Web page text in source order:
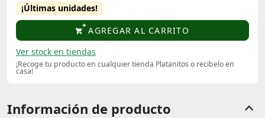
¡Últimas unidades!
AGREGAR AL CARRITO
Ver stock en tiendas
¡Recoge tu producto en cualquier tienda Platanitos o recibelo en
casa!
Información de producto